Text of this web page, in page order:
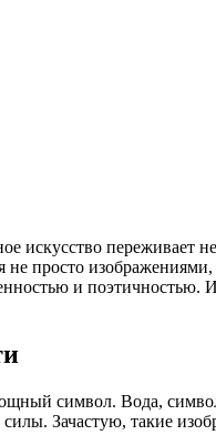
искусство
не просто
и поэтичностью.
символ. Вода,
Зачастую, такие